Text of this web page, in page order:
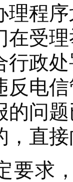
序
在受
行政
反电
的问
，直
求，